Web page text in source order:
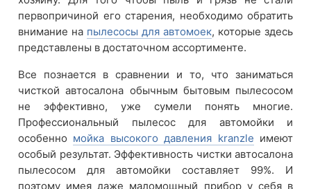
первопричиной его старения, необходимо обратить
внимание на пылесосы для автомоек, которые здесь
представлены в достаточном ассортименте.
Все познается в сравнении и то, что заниматься
чисткой автосалона обычным бытовым пылесосом
не эффективно, уже сумели понять многие.
Профессиональный пылесос для автомойки и
особенно мойка высокого давления kranzle имеют
особый результат. Эффективность чистки автосалона
пылесосом для автомойки составляет 99%. И
поэтому имея даже маломощный прибор у себя в